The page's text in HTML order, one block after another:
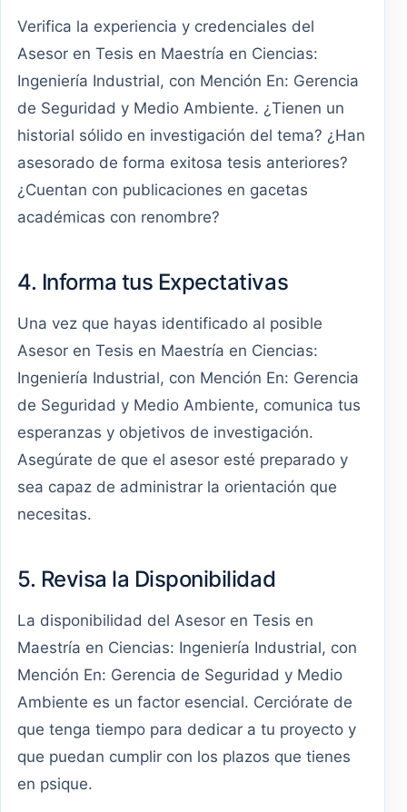
Verifica la experiencia y credenciales del
Asesor en Tesis en Maestría en Ciencias:
Ingeniería Industrial, con Mención En: Gerencia
de Seguridad y Medio Ambiente. ¿Tienen un
historial sólido en investigación del tema? ¿Han
asesorado de forma exitosa tesis anteriores?
¿Cuentan con publicaciones en gacetas
académicas con renombre?
4. Informa tus Expectativas
Una vez que hayas identificado al posible
Asesor en Tesis en Maestría en Ciencias:
Ingeniería Industrial, con Mención En: Gerencia
de Seguridad y Medio Ambiente, comunica tus
esperanzas y objetivos de investigación.
Asegúrate de que el asesor esté preparado y
sea capaz de administrar la orientación que
necesitas.
5. Revisa la Disponibilidad
La disponibilidad del Asesor en Tesis en
Maestría en Ciencias: Ingeniería Industrial, con
Mención En: Gerencia de Seguridad y Medio
Ambiente es un factor esencial. Cerciórate de
que tenga tiempo para dedicar a tu proyecto y
que puedan cumplir con los plazos que tienes
en psique.